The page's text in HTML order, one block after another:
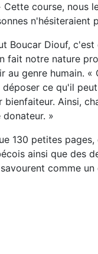
course,
n'hésiteraient
Boucar Diouf,
fait notre nature
genre humain. «
ce qu'il
Ainsi,
»
130 petites
ainsi que des
comme